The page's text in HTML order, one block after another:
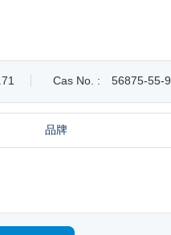
Cas No. : 56875-55-9
品牌